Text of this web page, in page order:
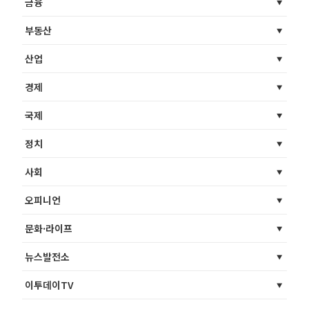
부동산
산업
경제
국제
정치
사회
오피니언
문화·라이프
뉴스발전소
이투데이TV